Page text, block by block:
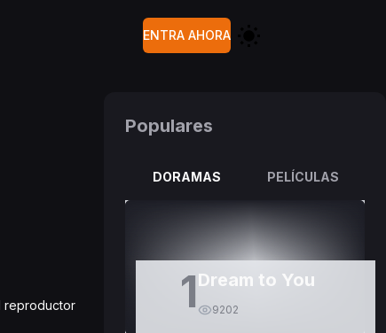
ENTRA AHORA
reproductor
Populares
DORAMAS PELÍCULAS
1Dream to You
9202